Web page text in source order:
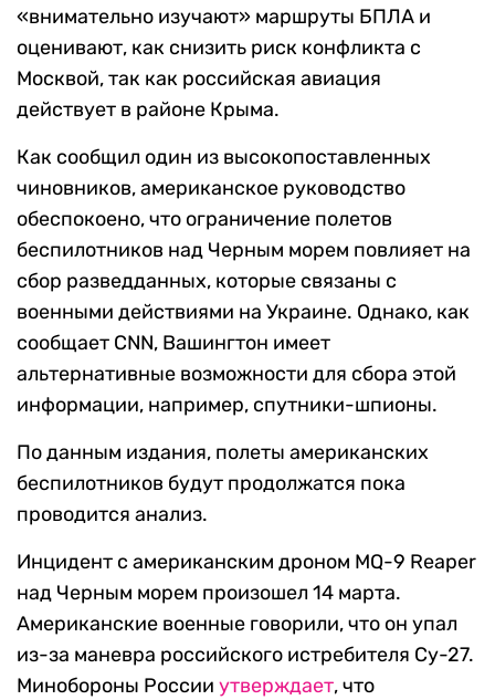
«внимательно изучают» маршруты БПЛА и
оценивают, как снизить риск конфликта с
Москвой, так как российская авиация
действует в районе Крыма.
Как сообщил один из высокопоставленных
чиновников, американское руководство
обеспокоено, что ограничение полетов
беспилотников над Черным морем повлияет на
сбор разведданных, которые связаны с
военными действиями на Украине. Однако, как
сообщает CNN, Вашингтон имеет
альтернативные возможности для сбора этой
информации, например, спутники-шпионы.
По данным издания, полеты американских
беспилотников будут продолжатся пока
проводится анализ.
Инцидент с американским дроном MQ-9 Reaper
над Черным морем произошел 14 марта.
Американские военные говорили, что он упал
из-за маневра российского истребителя Су-27.
Минобороны России утверждает, что